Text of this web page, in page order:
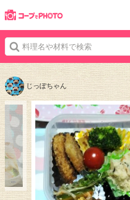
じっぽちゃん